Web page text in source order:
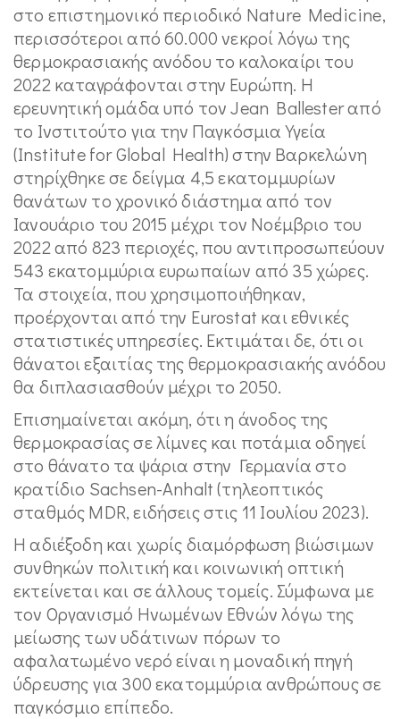
στο επιστημονικό περιοδικό Nature Medicine,
περισσότεροι από 60.000 νεκροί λόγω της
θερμοκρασιακής ανόδου το καλοκαίρι του
2022 καταγράφονται στην Ευρώπη. Η
ερευνητική ομάδα υπό τον Jean Ballester από
το Ινστιτούτο για την Παγκόσμια Υγεία
(Institute for Global Health) στην Βαρκελώνη
στηρίχθηκε σε δείγμα 4,5 εκατομμυρίων
θανάτων το χρονικό διάστημα από τον
Ιανουάριο του 2015 μέχρι τον Νοέμβριο του
2022 από 823 περιοχές, που αντιπροσωπεύουν
543 εκατομμύρια ευρωπαίων από 35 χώρες.
Τα στοιχεία, που χρησιμοποιήθηκαν,
προέρχονται από την Eurostat και εθνικές
στατιστικές υπηρεσίες. Εκτιμάται δε, ότι οι
θάνατοι εξαιτίας της θερμοκρασιακής ανόδου
θα διπλασιασθούν μέχρι το 2050.
Επισημαίνεται ακόμη, ότι η άνοδος της
θερμοκρασίας σε λίμνες και ποτάμια οδηγεί
στο θάνατο τα ψάρια στην Γερμανία στο
κρατίδιο Sachsen-Anhalt (τηλεοπτικός
σταθμός MDR, ειδήσεις στις 11 Ιουλίου 2023).
Η αδιέξοδη και χωρίς διαμόρφωση βιώσιμων
συνθηκών πολιτική και κοινωνική οπτική
εκτείνεται και σε άλλους τομείς. Σύμφωνα με
τον Οργανισμό Ηνωμένων Εθνών λόγω της
μείωσης των υδάτινων πόρων το
αφαλατωμένο νερό είναι η μοναδική πηγή
ύδρευσης για 300 εκατομμύρια ανθρώπους σε
παγκόσμιο επίπεδο.